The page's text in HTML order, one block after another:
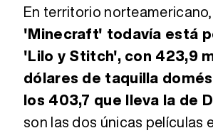
En territorio
'Minecraft' todavía está
'Lilo y Stitch', con 423,9
dólares de taquilla
los 403,7 que lleva la de
son las dos únicas películas